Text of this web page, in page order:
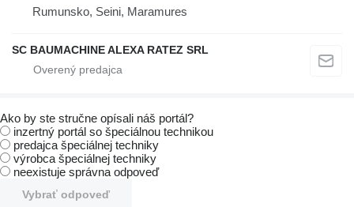
Rumunsko, Seini, Maramures
SC BAUMACHINE ALEXA RATEZ SRL
Ako by ste stručne opísali náš portál?
inzertný portál so špeciálnou technikou
predajca špeciálnej techniky
výrobca špeciálnej techniky
neexistuje správna odpoveď
Vybrať odpoveď